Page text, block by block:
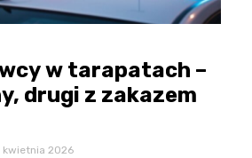
w tarapatach –
drugi z zakazem
2026